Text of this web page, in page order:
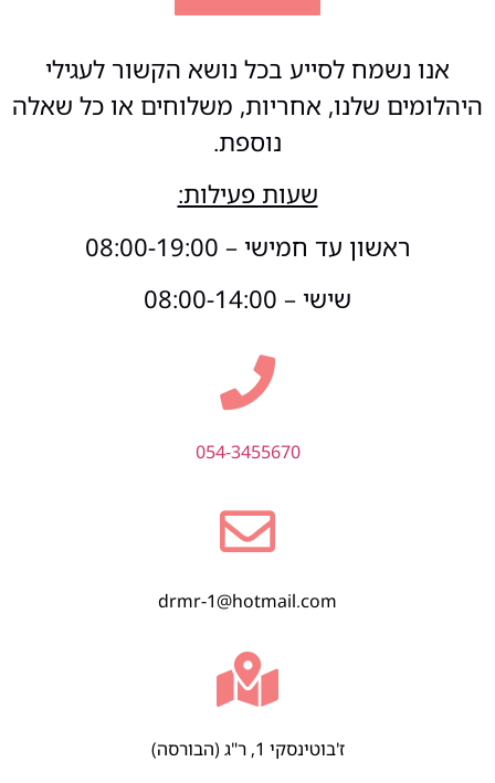
אנו נשמח לסייע בכל נושא הקשור לעגילי
היהלומים שלנו, אחריות, משלוחים או כל שאלה
נוספת.
שעות פעילות:
ראשון עד חמישי – 08:00-19:00
שישי – 08:00-14:00
054-3455670
drmr-1@hotmail.com
ז'בוטינסקי 1, ר"ג (הבורסה)